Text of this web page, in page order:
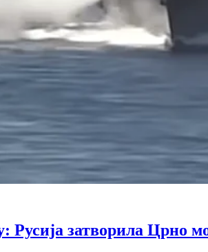
Русија затворила Црно